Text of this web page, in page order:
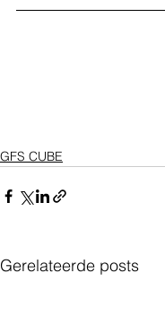
GFS CUBE
Gerelateerde posts